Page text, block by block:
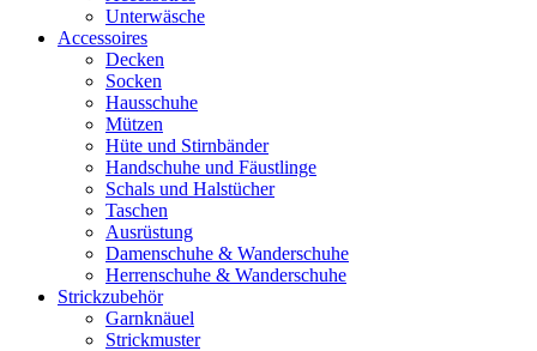
Unterwäsche
Accessoires
Decken
Socken
Hausschuhe
Mützen
Hüte und Stirnbänder
Handschuhe und Fäustlinge
Schals und Halstücher
Taschen
Ausrüstung
Damenschuhe & Wanderschuhe
Herrenschuhe & Wanderschuhe
Strickzubehör
Garnknäuel
Strickmuster